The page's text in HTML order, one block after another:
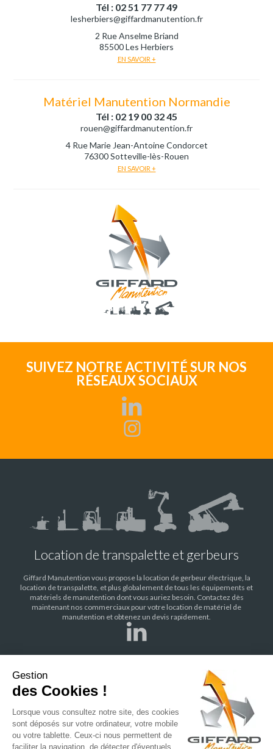
Tél : 02 51 77 77 49
lesherbiers@giffardmanutention.fr
2 Rue Anselme Briand
85500 Les Herbiers
EN SAVOIR +
Matériel Manutention Normandie
Tél : 02 19 00 32 45
rouen@giffardmanutention.fr
4 Rue Marie Jean-Antoine Condorcet
76300 Sotteville-lès-Rouen
EN SAVOIR +
SUIVEZ NOTRE ACTIVITÉ SUR NOS
RÉSEAUX SOCIAUX
Location de transpalette et gerbeurs
Giffard Manutention vous propose la location de gerbeur électrique, la
location de transpalette, et plus globalement de tous les équipements et
matériels de manutention dont vous auriez besoin. Contactez dès
maintenant nos commerciaux pour votre location de matériel de
manutention et obtenez un devis rapidement.
ENTREPRISE
NOS AGENCES
NOS PARTENAIRES
NOS ACTUALITÉS
NOS RECRUTEMENTS
Gestion
des Cookies !
Lorsque vous consultez notre site, des cookies
sont déposés sur votre ordinateur, votre mobile
ou votre tablette. Ceux-ci nous permettent de
faciliter la navigation, de détecter d'éventuels